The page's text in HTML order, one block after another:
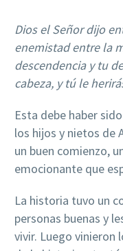
Dios el Señor dijo
enemistad entre la
descendencia y tu
cabeza, y tú le
Esta debe haber
los hijos y nietos de
un buen comienzo,
emocionante que
La historia tuvo un
personas buenas y
vivir. Luego vinieron